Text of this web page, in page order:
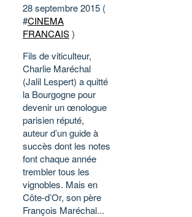
28 septembre 2015 (
#CINEMA
FRANCAIS)
Fils de viticulteur,
Charlie Maréchal
(Jalil Lespert) a quitté
la Bourgogne pour
devenir un œnologue
parisien réputé,
auteur d’un guide à
succès dont les notes
font chaque année
trembler tous les
vignobles. Mais en
Côte-d’Or, son père
François Maréchal...